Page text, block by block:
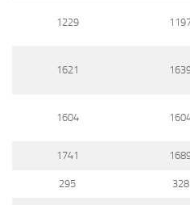
1229
1621
1604
1741
328
295